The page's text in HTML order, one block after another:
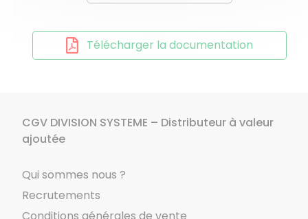
Télécharger la documentation
CGV DIVISION SYSTEME – Distributeur à valeur
ajoutée
Qui sommes nous ?
Recrutements